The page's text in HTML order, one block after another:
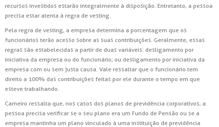
recursos investidos estarão integralmente à disposição. Entretanto, a pessoa
precisa estar atenta à regra de vesting.
Pela regra de vesting, a empresa determina a porcentagem que os
funcionários terão acesso sobre as suas contribuições. Geralmente, essas
regras são estabelecidas a partir de duas variáveis: desligamento por
iniciativa da empresa ou do funcionário; ou desligamento por iniciativa da
empresa com ou sem justa causa. Vale ressaltar que o funcionário tem
direito a 100% das contribuições feitas por ele durante o tempo em que
esteve trabalhando.
Carneiro ressalta que, nos casos dos planos de previdência corporativos, a
pessoa precisa verificar se o seu plano era um Fundo de Pensão ou se a
empresa mantinha um plano vinculado à uma instituição de previdência